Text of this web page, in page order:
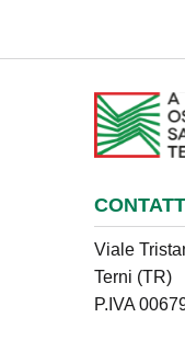
Viale
Terni (TR)
P.IVA